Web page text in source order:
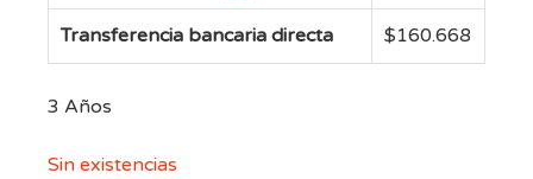
Transferencia bancaria directa $160.668
3 Años
Sin existencias